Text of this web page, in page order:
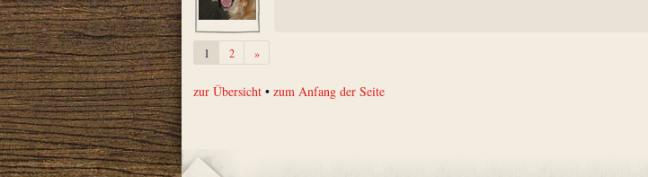
1 2 »Weiter
zur Übersicht •zum Anfang der Seite